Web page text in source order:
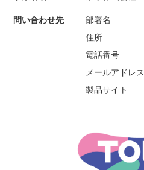
問い合わせ先
部署名
住所
電話番号
メールアドレス
製品サイト